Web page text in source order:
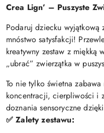
Crea Lign’ – Puszyste
Podaruj dziecku
mnóstwo satysfakcji!
kreatywny zestaw z miękką
„ubrać” zwierzątka w
To nie tylko świetna
koncentracji, cierpliwości i
doznania sensoryczne
✅ Zalety zestawu: